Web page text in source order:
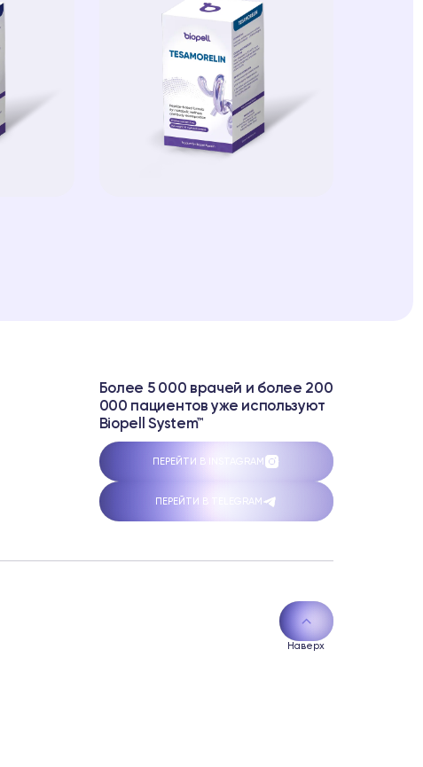
Более 5 000 врачей и более 200
000 пациентов уже используют
Biopell System™
ПЕРЕЙТИ В INSTAGRAM
ПЕРЕЙТИ В TELEGRAM
Наверх